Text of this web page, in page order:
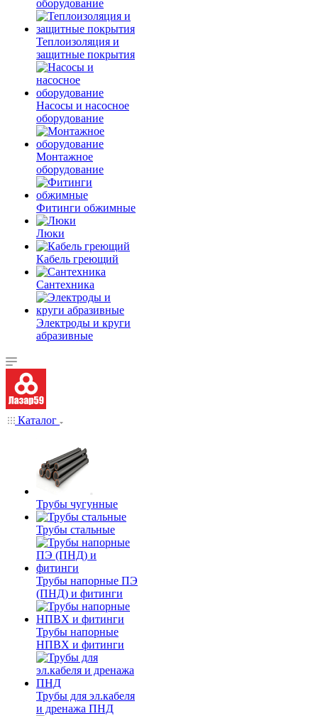
оборудование
Теплоизоляция и
защитные покрытия
Насосы и насосное
оборудование
Монтажное
оборудование
Фитинги обжимные
Люки
Кабель греющий
Сантехника
Электроды и круги
абразивные
Каталог
Трубы чугунные
Трубы стальные
Трубы напорные ПЭ
(ПНД) и фитинги
Трубы напорные
НПВХ и фитинги
Трубы для эл.кабеля
и дренажа ПНД